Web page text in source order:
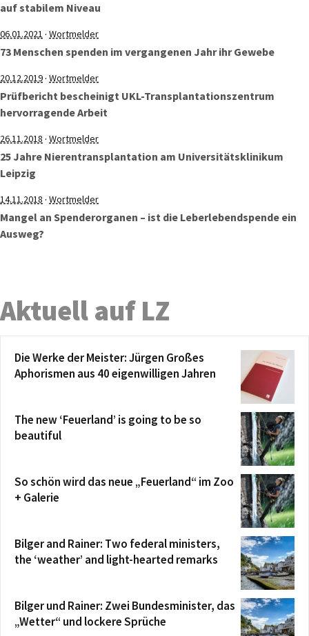
auf stabilem Niveau
06.01.2021 · Wortmelder
73 Menschen spenden im vergangenen Jahr ihr Gewebe
20.12.2019· Wortmelder
Prüfbericht bescheinigt UKL-Transplantationszentrum
hervorragende Arbeit
26.11.2018 · Wortmelder
25 Jahre Nierentransplantation am Universitätsklinikum
Leipzig
14.11.2018 · Wortmelder
Mangel an Spenderorganen – ist die Leberlebendspende ein
Ausweg?
Aktuell auf LZ
Die Werke der Meister: Jürgen Großes
Aphorismen aus 40 eigenwilligen Jahren
The new ‘Feuerland’ is going to be so
beautiful
So schön wird das neue „Feuerland“ im Zoo
+ Galerie
Bilger and Rainer: Two federal ministers,
the ‘weather’ and light-hearted remarks
Bilger und Rainer: Zwei Bundesminister, das
„Wetter“ und lockere Sprüche